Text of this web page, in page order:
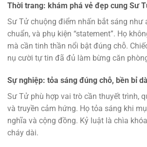
Thời trang: khám phá vẻ đẹp cung Sư
Sư Tử chuộng điểm nhấn bắt sáng như
chuẩn, và phụ kiện “statement”. Họ
mà cần tinh thần nổi bật đúng chỗ.
nụ cười tự tin đã đủ làm bừng căn
Sự nghiệp: tỏa sáng đúng chỗ, bền bỉ
Sư Tử phù hợp vai trò cần thuyết trình,
và truyền cảm hứng. Họ tỏa sáng khi
nghĩa và cộng đồng. Kỷ luật là chìa
cháy dài.